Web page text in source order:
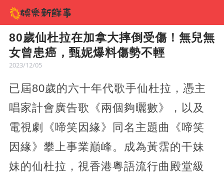
80歲仙杜拉在加拿大摔倒受傷！無兒無
女曾患癌，甄妮爆料傷勢不輕
2023/12/05
已屆80歲的六十年代歌手仙杜拉，憑主
唱家計會廣告歌《兩個夠曬數》，以及
電視劇《啼笑因緣》同名主題曲《啼笑
因緣》攀上事業巔峰。成為黃霑的干妹
妹的仙杜拉，視香港粵語流行曲殿堂級